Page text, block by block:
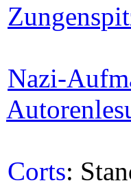
Nazi-
Corts: